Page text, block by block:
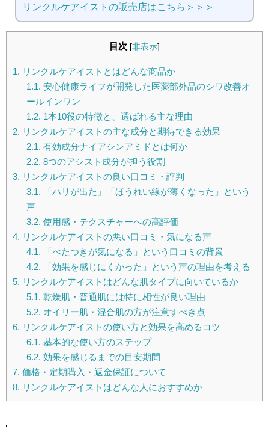
リンクルケアイストの販売店はこちら＞＞＞
目次 [非表示]
1. リンクルケアイストとはどんな商品か
1.1. 安心健康ライフが開発した医薬部外品のシワ改善オ
ールインワン
1.2. 1本10役の特徴と、選ばれる主な理由
2. リンクルケアイストの主な成分と期待できる効果
2.1. 有効成分ナイアシンアミドとは何か
2.2. 8つのアシスト成分が担う役割
3. リンクルケアイストの良い口コミ・評判
3.1. 「ハリが出た」「ほうれい線が薄くなった」という
声
3.2. 使用感・テクスチャーへの高評価
4. リンクルケアイストの悪い口コミ・気になる声
4.1. 「べたつきが気になる」という口コミの背景
4.2. 「効果を感じにくかった」という声の理由を考える
5. リンクルケアイストはどんな肌タイプに向いているか
5.1. 乾燥肌・普通肌には特に相性が良い理由
5.2. オイリー肌・混合肌の方が注意すべき点
6. リンクルケアイストの使い方と効果を高めるコツ
6.1. 基本的な使い方のステップ
6.2. 効果を感じるまでの目安期間
7. 価格・定期購入・返金保証について
8. リンクルケアイストはどんな人におすすめか